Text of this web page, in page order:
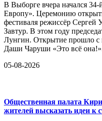
В Выборге вчера начался
Европу». Церемонию
фестиваля режиссёр Сергей
Завтур. В этом году
Лунгин. Открытие прошло с
Даши Чаруши «Это всё
05-08-2026
Общественная палата
жителей высказать идеи к